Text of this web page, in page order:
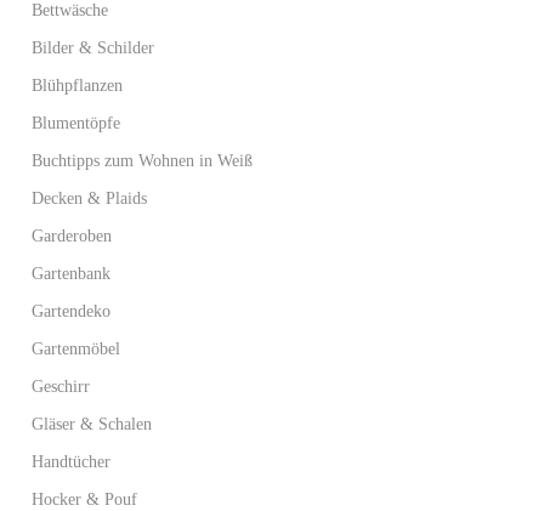
Bettwäsche
Bilder & Schilder
Blühpflanzen
Blumentöpfe
Buchtipps zum Wohnen in Weiß
Decken & Plaids
Garderoben
Gartenbank
Gartendeko
Gartenmöbel
Geschirr
Gläser & Schalen
Handtücher
Hocker & Pouf